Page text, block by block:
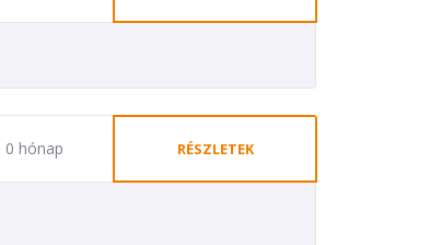
0 hónap RÉSZLETEK